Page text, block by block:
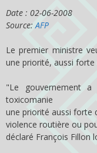
Date : 02-06-2008
Source:AFP
Le premier ministre
une priorité, aussi
"Le gouvernement
toxicomanie
une priorité aussi forte
violence routière ou
déclaré François Fillon